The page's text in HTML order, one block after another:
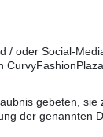
oder Social-
gebeten,
der